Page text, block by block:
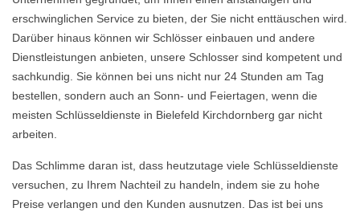
erschwinglichen Service zu bieten, der Sie nicht enttäuschen wird.
Darüber hinaus können wir Schlösser einbauen und andere
Dienstleistungen anbieten, unsere Schlosser sind kompetent und
sachkundig. Sie können bei uns nicht nur 24 Stunden am Tag
bestellen, sondern auch an Sonn- und Feiertagen, wenn die
meisten Schlüsseldienste in Bielefeld Kirchdornberg gar nicht
arbeiten.
Das Schlimme daran ist, dass heutzutage viele Schlüsseldienste
versuchen, zu Ihrem Nachteil zu handeln, indem sie zu hohe
Preise verlangen und den Kunden ausnutzen. Das ist bei uns